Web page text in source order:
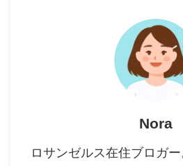
Nora
ロサンゼルス在住ブロガ